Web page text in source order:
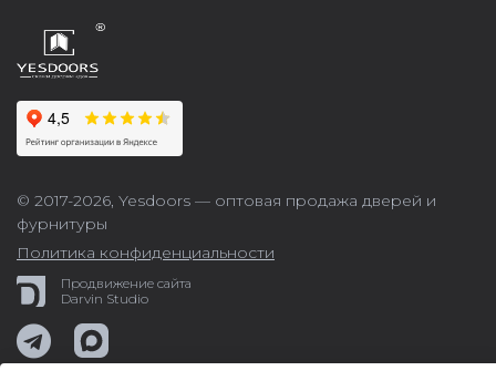
© 2017-2026, Yesdoors — оптовая продажа дверей и
фурнитуры
Политика конфиденциальности
Продвижение сайта
Darvin Studio